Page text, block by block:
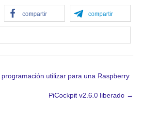
compartir compartir
utilizar para una Raspberry
PiCockpit v2.6.0 liberado →